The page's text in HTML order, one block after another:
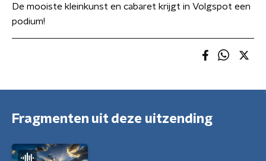
De mooiste kleinkunst en cabaret krijgt in Volgspot een
podium!
Fragmenten uit deze uitzending